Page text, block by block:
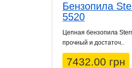
Бензопила
5520
Цепная бензопила
прочный и достаточ..
7432.00 грн